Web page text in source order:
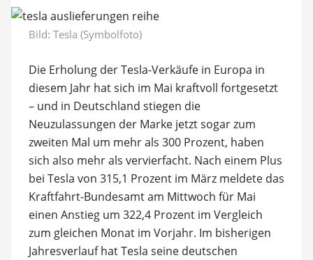
Bild: Tesla (Symbolfoto)
Die Erholung der Tesla-Verkäufe in Europa in
diesem Jahr hat sich im Mai kraftvoll fortgesetzt
– und in Deutschland stiegen die
Neuzulassungen der Marke jetzt sogar zum
zweiten Mal um mehr als 300 Prozent, haben
sich also mehr als vervierfacht. Nach einem Plus
bei Tesla von 315,1 Prozent im März meldete das
Kraftfahrt-Bundesamt am Mittwoch für Mai
einen Anstieg um 322,4 Prozent im Vergleich
zum gleichen Monat im Vorjahr. Im bisherigen
Jahresverlauf hat Tesla seine deutschen